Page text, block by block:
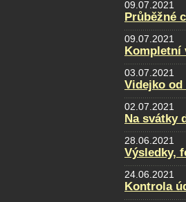
09.07.2021
Průběžné
09.07.2021
Kompletní
03.07.2021
Videjko od
02.07.2021
Na svátky
28.06.2021
Výsledky,
24.06.2021
Kontrola